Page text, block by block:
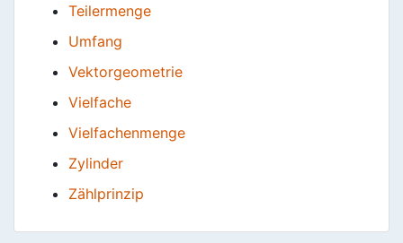
Teilermenge
Umfang
Vektorgeometrie
Vielfache
Vielfachenmenge
Zylinder
Zählprinzip